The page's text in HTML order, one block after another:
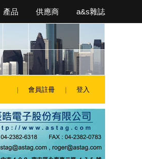
產品 供應商 a&s雜誌
會員註冊 登入